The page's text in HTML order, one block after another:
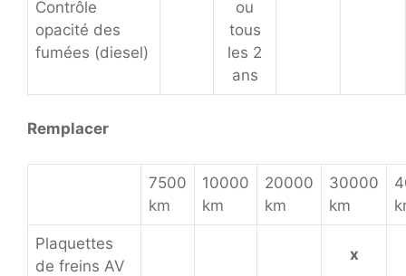
Contrôle
opacité des
fumées (diesel)
ou
tous
les 2
ans
Remplacer
7500
km
10000
km
20000
km
30000
km
Plaquettes
de freins AV
x